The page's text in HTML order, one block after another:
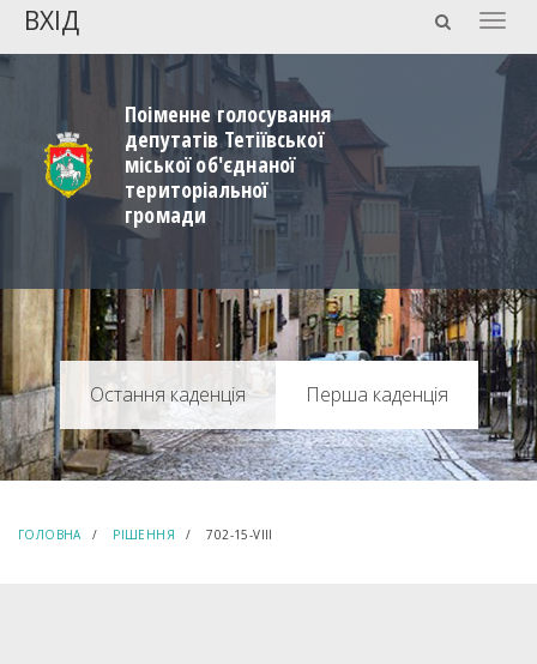
ВХІД
Поіменне голосування
депутатів Тетіївської
міської об'єднаної
територіальної
громади
Перша каденція
ГОЛОВНА РІШЕННЯ 702-15-VIIІ